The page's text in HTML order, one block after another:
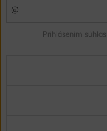
Prihlásením